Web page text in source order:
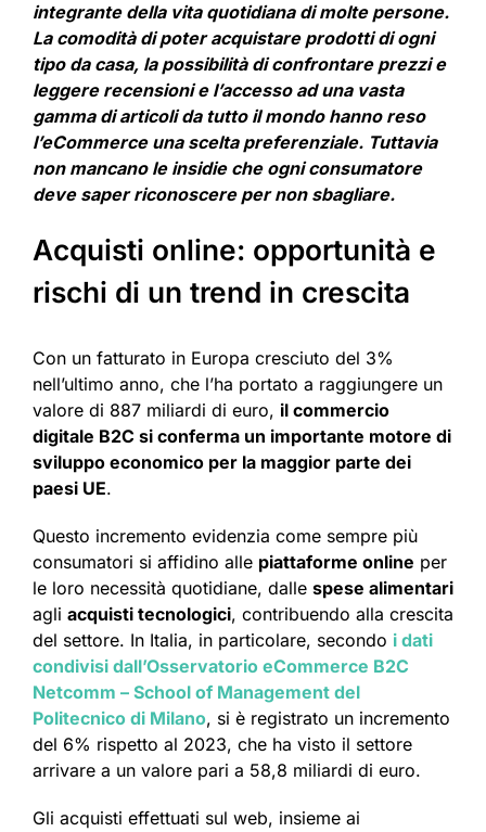
integrante della vita quotidiana di molte persone.
La comodità di poter acquistare prodotti di ogni
tipo da casa, la possibilità di confrontare prezzi e
leggere recensioni e l’accesso ad una vasta
gamma di articoli da tutto il mondo hanno reso
l’eCommerce una scelta preferenziale. Tuttavia
non mancano le insidie che ogni consumatore
deve saper riconoscere per non sbagliare.
Acquisti online: opportunità e
rischi di un trend in crescita
Con un fatturato in Europa cresciuto del 3%
nell’ultimo anno, che l’ha portato a raggiungere un
valore di 887 miliardi di euro, il commercio
digitale B2C si conferma un importante motore di
sviluppo economico per la maggior parte dei
paesi UE.
Questo incremento evidenzia come sempre più
consumatori si affidino alle piattaforme online per
le loro necessità quotidiane, dalle spese alimentari
agli acquisti tecnologici, contribuendo alla crescita
del settore. In Italia, in particolare, secondo i dati
condivisi dall’Osservatorio eCommerce B2C
Netcomm – School of Management del
Politecnico di Milano, si è registrato un incremento
del 6% rispetto al 2023, che ha visto il settore
arrivare a un valore pari a 58,8 miliardi di euro.
Gli acquisti effettuati sul web, insieme ai